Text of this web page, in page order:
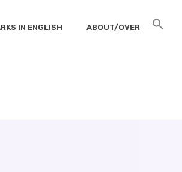
IN ENGLISH ABOUT/OVER